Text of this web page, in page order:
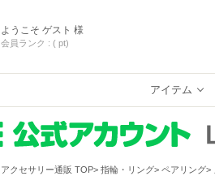
ようこそ ゲスト 様
会員ランク : ( pt)
アイテム
アクセサリー通販 TOP 指輪・リング ペアリング